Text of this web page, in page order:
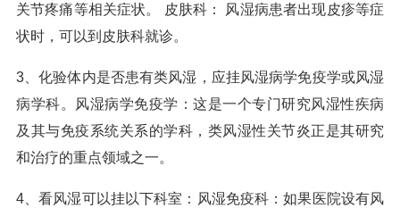
关节疼痛等相关症状。 皮肤科： 风湿病患者出现皮疹等症
状时，可以到皮肤科就诊。
3、化验体内是否患有类风湿，应挂风湿病学免疫学或风湿
病学科。风湿病学免疫学：这是一个专门研究风湿性疾病
及其与免疫系统关系的学科，类风湿性关节炎正是其研究
和治疗的重点领域之一。
4、看风湿可以挂以下科室：风湿免疫科：如果医院设有风